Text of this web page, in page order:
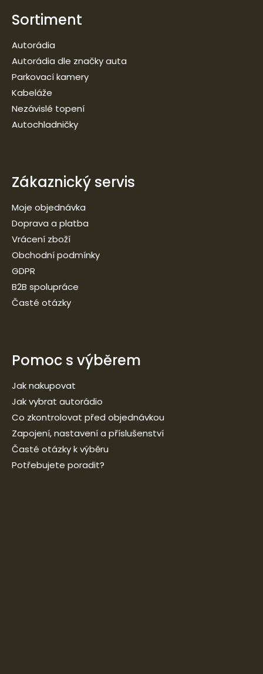
Sortiment
Autorádia
Autorádia dle značky auta
Parkovací kamery
Kabeláže
Nezávislé topení
Autochladničky
Zákaznický servis
Moje objednávka
Doprava a platba
Vrácení zboží
Obchodní podmínky
GDPR
B2B spolupráce
Časté otázky
Pomoc s výběrem
Jak nakupovat
Jak vybrat autorádio
Co zkontrolovat před objednávkou
Zapojení, nastavení a příslušenství
Časté otázky k výběru
Potřebujete poradit?